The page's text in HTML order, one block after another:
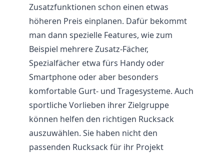
Zusatzfunktionen schon einen etwas
höheren Preis einplanen. Dafür bekommt
man dann spezielle Features, wie zum
Beispiel mehrere Zusatz-Fächer,
Spezialfächer etwa fürs Handy oder
Smartphone oder aber besonders
komfortable Gurt- und Tragesysteme. Auch
sportliche Vorlieben ihrer Zielgruppe
können helfen den richtigen Rucksack
auszuwählen. Sie haben nicht den
passenden Rucksack für ihr Projekt